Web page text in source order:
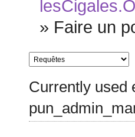
» Faire un
Currently used